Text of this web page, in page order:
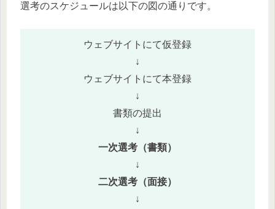
選考のスケジュールは以下の図の通りです。
ウェブサイトにて仮登録
↓
ウェブサイトにて本登録
↓
書類の提出
↓
一次選考（書類）
↓
二次選考（面接）
↓